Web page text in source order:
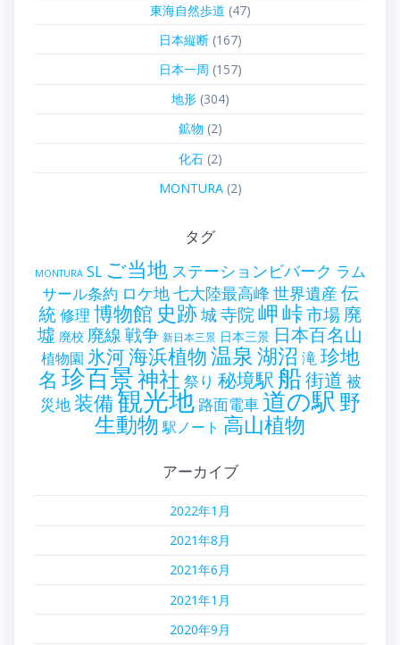
東海自然歩道 (47)
日本縦断(167)
日本一周 (157)
地形(304)
鉱物 (2)
化石(2)
MONTURA(2)
タグ
MONTURA SL ご当地 ステーションビバーク ラム
サール条約 ロケ地七大陸最高峰 世界遺産 伝
統修理 博物館 史跡城寺院岬峠市場廃
墟 廃校 廃線戦争 新日本三景 日本三景 日本百名山
植物園 氷河海浜植物温泉湖沼 滝珍地
名 珍百景神社 祭り 秘境駅 船街道 被
災地装備観光地 路面電車道の駅野
生動物 駅ノート 高山植物
アーカイブ
2022年1月
2021年8月
2021年6月
2021年1月
2020年9月